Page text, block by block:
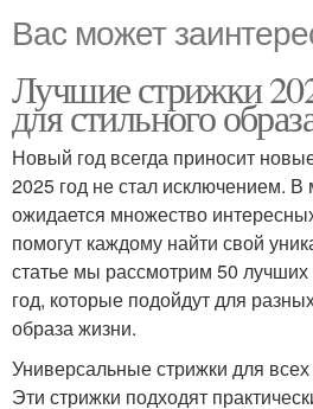
Вас может
Лучшие стрижки
для стильного
Новый год всегда приносит
2025 год не стал исключением. В
ожидается множество
помогут каждому найти свой
статье мы рассмотрим 50
год, которые подойдут для
образа жизни.
Универсальные стрижки для
Эти стрижки подходят